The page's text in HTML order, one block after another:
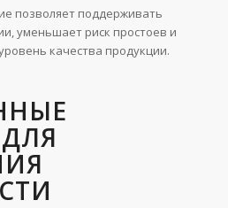
позволяет поддерживать
уменьшает риск простоев и
качества продукции.